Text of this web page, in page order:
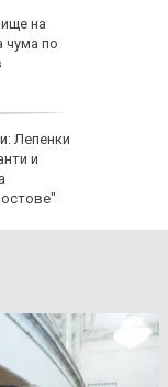
на
чума по
Лепенки
и